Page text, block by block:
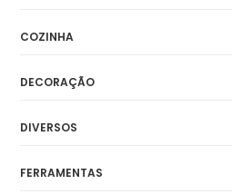
COZINHA
DECORAÇÃO
DIVERSOS
FERRAMENTAS